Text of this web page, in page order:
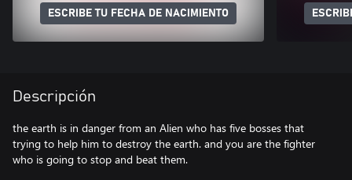
ESCRIBE TU FECHA DE NACIMIENTO
Descripción
the earth is in danger from an Alien who has five bosses that
trying to help him to destroy the earth. and you are the fighter
who is going to stop and beat them.